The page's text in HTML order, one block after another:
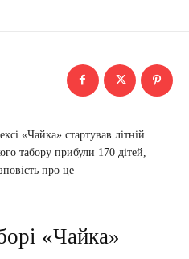
«Чайка» стартував літній
табору прибули 170 дітей,
про це
«Чайка»